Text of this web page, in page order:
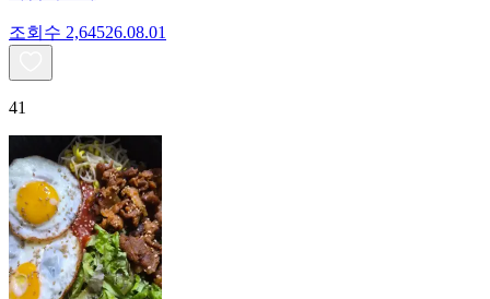
조회수 2,64526.08.01
41